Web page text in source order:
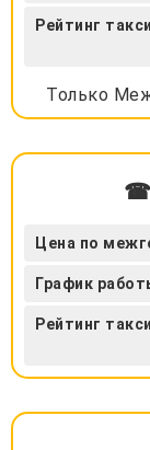
Рейтинг
Только
☎
Цена по
График
Рейтинг